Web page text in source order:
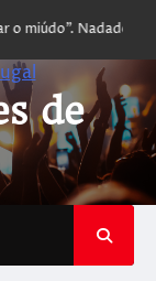
o miúdo”. Nadador-
de